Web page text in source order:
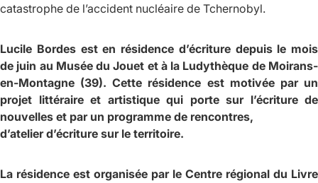
catastrophe de l’accident nucléaire de Tchernobyl.
Lucile Bordes est en résidence d’écriture depuis le mois
de juin au Musée du Jouet et à la Ludythèque de Moirans-
en-Montagne (39). Cette résidence est motivée par un
projet littéraire et artistique qui porte sur l’écriture de
nouvelles et par un programme de rencontres,
d’atelier d’écriture sur le territoire.
La résidence est organisée par le Centre régional du Livre